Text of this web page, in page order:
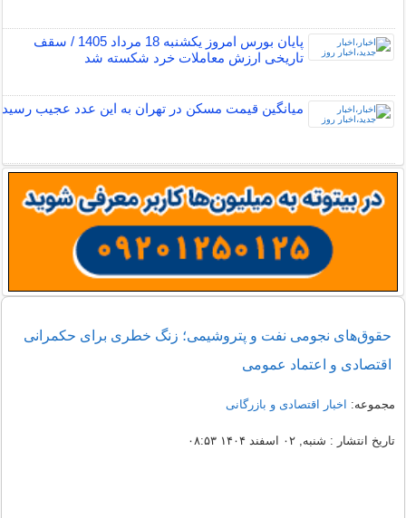
پایان بورس امروز یکشنبه 18 مرداد 1405 / سقف
تاریخی ارزش معاملات خرد شکسته شد
میانگین قیمت مسکن در تهران به این عدد عجیب رسید
حقوق‌های نجومی نفت و پتروشیمی؛ زنگ خطری برای حکمرانی
اقتصادی و اعتماد عمومی
مجموعه: اخبار اقتصادی و بازرگانی
تاریخ انتشار : شنبه, ۰۲ اسفند ۱۴۰۴ ۰۸:۵۳